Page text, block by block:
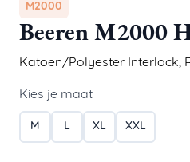
M2000
Beeren M2000
Katoen/Polyester Interlock,
Kies je maat
M L XL XXL